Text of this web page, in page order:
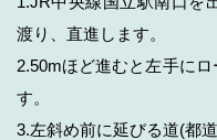
渡り、直進します。
2.50mほど進むと左手に
す。
3.左斜め前に延びる道(都